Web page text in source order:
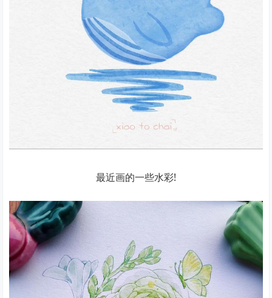
最近画的一些水彩!